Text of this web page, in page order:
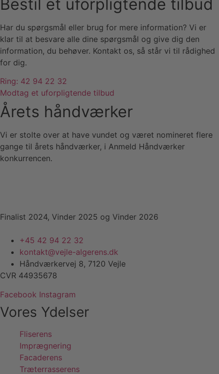
Bestil et uforpligtende tilbud
Har du spørgsmål eller brug for mere information? Vi er
klar til at besvare alle dine spørgsmål og give dig den
information, du behøver. Kontakt os, så står vi til rådighed
for dig.
Ring: 42 94 22 32
Modtag et uforpligtende tilbud
Årets håndværker
Vi er stolte over at have vundet og været nomineret flere
gange til årets håndværker, i Anmeld Håndværker
konkurrencen.
Finalist 2024, Vinder 2025 og Vinder 2026
+45 42 94 22 32
kontakt@vejle-algerens.dk
Håndværkervej 8, 7120 Vejle
CVR 44935678
Facebook Instagram
Vores Ydelser
Fliserens
Imprægnering
Facaderens
Træterrasserens